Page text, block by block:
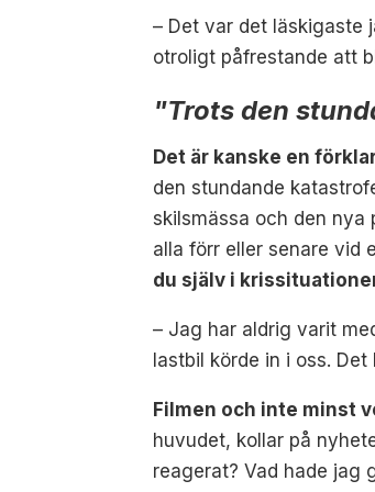
– Det var det läskigaste
otroligt påfrestande att
"Trots den
Det är kanske en
den stundande
skilsmässa och den nya
alla förr eller senare vid
du själv i
– Jag har aldrig varit
lastbil körde in i oss.
Filmen och inte minst
huvudet, kollar på
reagerat? Vad hade jag